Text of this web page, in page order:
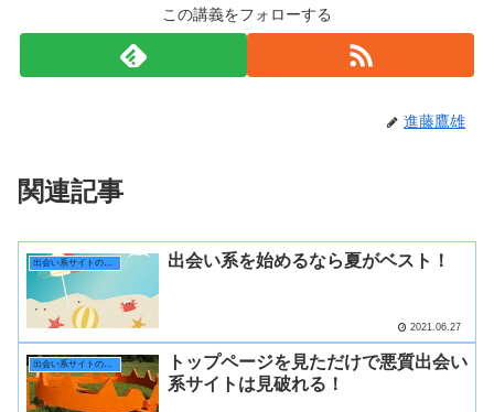
この講義をフォローする
進藤鷹雄
関連記事
出会い系サイトの選び方 出会い系を始めるなら夏がベスト！
2021.06.27
出会い系サイトの選び方
トップページを見ただけで悪質出会い
系サイトは見破れる！